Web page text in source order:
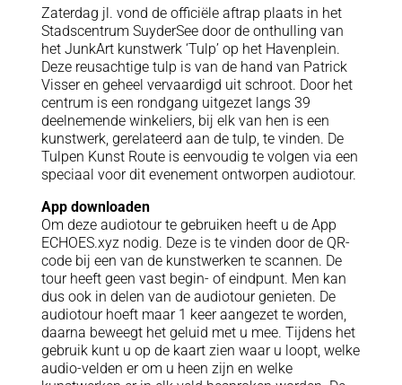
Zaterdag jl. vond de officiële aftrap plaats in het
Stadscentrum SuyderSee door de onthulling van
het JunkArt kunstwerk ‘Tulp’ op het Havenplein.
Deze reusachtige tulp is van de hand van Patrick
Visser en geheel vervaardigd uit schroot. Door het
centrum is een rondgang uitgezet langs 39
deelnemende winkeliers, bij elk van hen is een
kunstwerk, gerelateerd aan de tulp, te vinden. De
Tulpen Kunst Route is eenvoudig te volgen via een
speciaal voor dit evenement ontworpen audiotour.
App downloaden
Om deze audiotour te gebruiken heeft u de App
ECHOES.xyz nodig. Deze is te vinden door de QR-
code bij een van de kunstwerken te scannen. De
tour heeft geen vast begin- of eindpunt. Men kan
dus ook in delen van de audiotour genieten. De
audiotour hoeft maar 1 keer aangezet te worden,
daarna beweegt het geluid met u mee. Tijdens het
gebruik kunt u op de kaart zien waar u loopt, welke
audio-velden er om u heen zijn en welke